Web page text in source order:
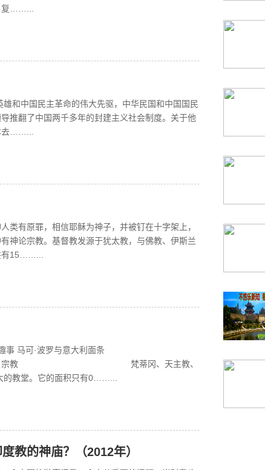
复……...
和中国民主革命的伟大先驱，中华民国和中国国民
推翻了中国两千多年的封建主义社会制度。关于他
去……...
类有原罪，相信耶稣为神子，并被钉在十字架上，
神论宗教。基督教发源于犹太教，与佛教、伊斯兰
有15……...
事 马可·波罗与意大利面条
、天主教、
的教堂。它的面积只有0……...
教的神庙？（2012年）